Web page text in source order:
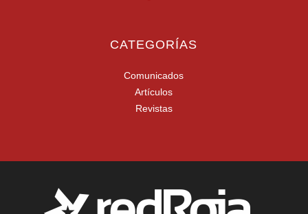
CATEGORÍAS
Comunicados
Artículos
Revistas